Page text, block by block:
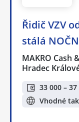
Řidič VZV
stálá
MAKRO Cash
Hradec
33 000 – 37
Vhodné